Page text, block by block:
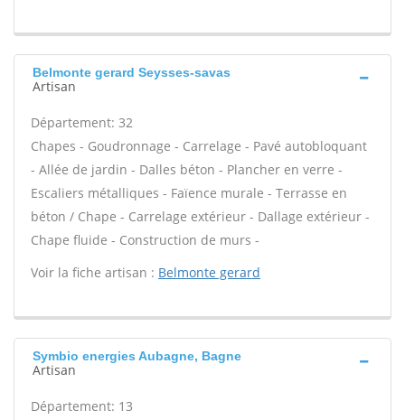
Belmonte gerard Seysses-savas
Artisan
Département: 32
Chapes - Goudronnage - Carrelage - Pavé autobloquant
- Allée de jardin - Dalles béton - Plancher en verre -
Escaliers métalliques - Faïence murale - Terrasse en
béton / Chape - Carrelage extérieur - Dallage extérieur -
Chape fluide - Construction de murs -
Voir la fiche artisan : Belmonte gerard
Symbio energies Aubagne, Bagne
Artisan
Département: 13